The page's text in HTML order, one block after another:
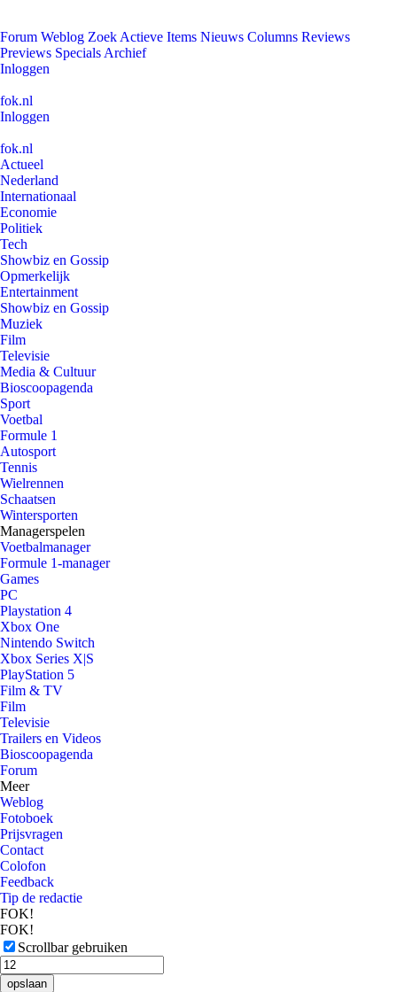
Forum Weblog Zoek Actieve Items Nieuws Columns Reviews
Previews Specials Archief
Inloggen
fok.nl
Inloggen
fok.nl
Actueel
Nederland
Internationaal
Economie
Politiek
Tech
Showbiz en Gossip
Opmerkelijk
Entertainment
Showbiz en Gossip
Muziek
Film
Televisie
Media & Cultuur
Bioscoopagenda
Sport
Voetbal
Formule 1
Autosport
Tennis
Wielrennen
Schaatsen
Wintersporten
Managerspelen
Voetbalmanager
Formule 1-manager
Games
PC
Playstation 4
Xbox One
Nintendo Switch
Xbox Series X|S
PlayStation 5
Film & TV
Film
Televisie
Trailers en Videos
Bioscoopagenda
Forum
Meer
Weblog
Fotoboek
Prijsvragen
Contact
Colofon
Feedback
Tip de redactie
FOK!
FOK!
Scrollbar gebruiken
opslaan